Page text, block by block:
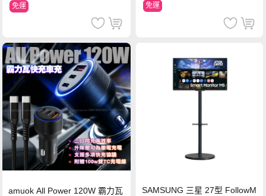
免運 免運
amuok All Power 120W 霸力瓦
SAMSUNG 三星 27型 FollowM